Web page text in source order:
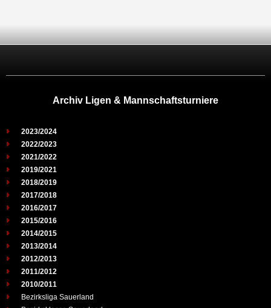
Archiv Ligen & Mannschaftsturniere
2023/2024
2022/2023
2021/2022
2019/2021
2018/2019
2017/2018
2016/2017
2015/2016
2014/2015
2013/2014
2012/2013
2011/2012
2010/2011
Bezirksliga Sauerland